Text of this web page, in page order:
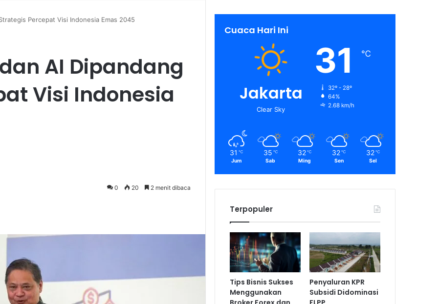
Percepat Visi Indonesia Emas 2045
AI Dipandang
Visi Indonesia
0 20 2 menit dibaca
Cuaca Hari Ini
Jakarta
Clear Sky
31 ℃
32º - 28º
64%
2.68 km/h
31 ℃
Jum
35 ℃
Sab
32 ℃
Ming
32 ℃
Sen
32 ℃
Sel
Terpopuler
Tips Bisnis Sukses
Menggunakan
Penyaluran KPR
Subsidi Didominasi